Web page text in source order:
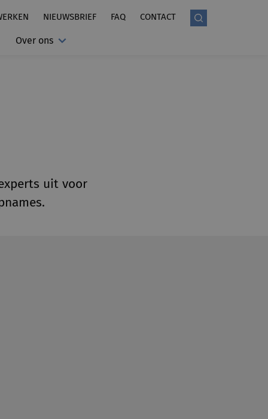
NIEUWSBRIEF FAQ CONTACT
Over ons
uit voor